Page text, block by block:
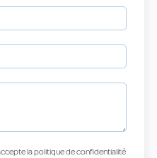
la politique de confidentialité